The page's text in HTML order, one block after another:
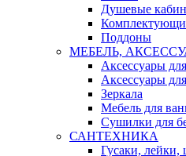
Душевые
Поддоны
МЕБЕЛЬ,
Аксессуары
Аксессуары
Зеркала
Мебель для
Сушилки для
САНТЕХНИКА
Гусаки, лейки,